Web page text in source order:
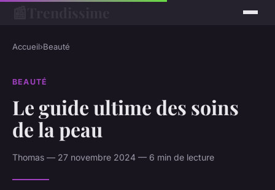
Accueil›Beauté
BEAUTÉ
Le guide ultime des soins
de la peau
Thomas — 27 novembre 2024 — 6 min de lecture